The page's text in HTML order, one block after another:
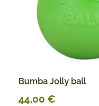
Bumba Jolly ball
44,00 €